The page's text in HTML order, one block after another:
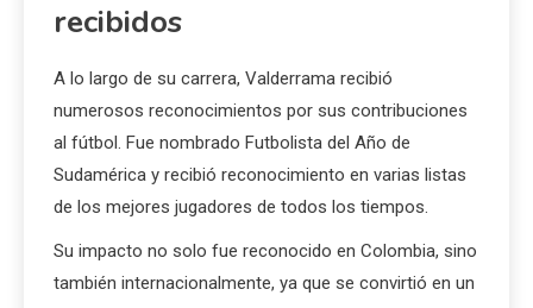
recibidos
A lo largo de su carrera, Valderrama recibió
numerosos reconocimientos por sus contribuciones
al fútbol. Fue nombrado Futbolista del Año de
Sudamérica y recibió reconocimiento en varias listas
de los mejores jugadores de todos los tiempos.
Su impacto no solo fue reconocido en Colombia, sino
también internacionalmente, ya que se convirtió en un